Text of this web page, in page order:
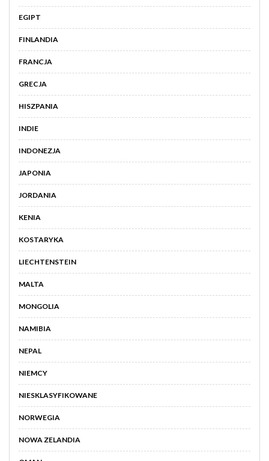
EGIPT
FINLANDIA
FRANCJA
GRECJA
HISZPANIA
INDIE
INDONEZJA
JAPONIA
JORDANIA
KENIA
KOSTARYKA
LIECHTENSTEIN
MALTA
MONGOLIA
NAMIBIA
NEPAL
NIEMCY
NIESKLASYFIKOWANE
NORWEGIA
NOWA ZELANDIA